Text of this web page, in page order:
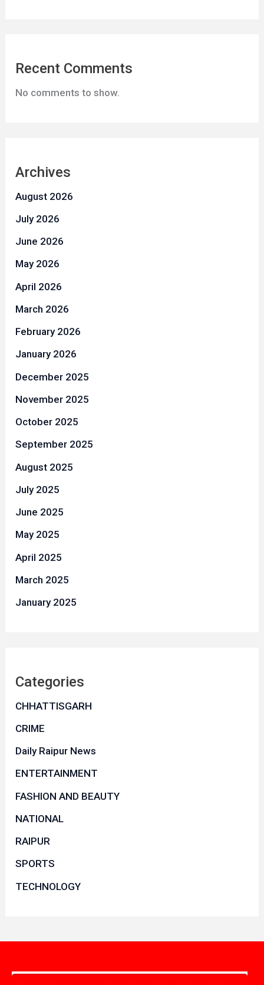
Recent Comments
No comments to show.
Archives
August 2026
July 2026
June 2026
May 2026
April 2026
March 2026
February 2026
January 2026
December 2025
November 2025
October 2025
September 2025
August 2025
July 2025
June 2025
May 2025
April 2025
March 2025
January 2025
Categories
CHHATTISGARH
CRIME
Daily Raipur News
ENTERTAINMENT
FASHION AND BEAUTY
NATIONAL
RAIPUR
SPORTS
TECHNOLOGY